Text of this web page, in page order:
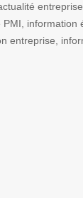
information
entreprise,